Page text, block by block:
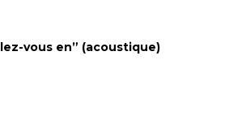
vous en” (acoustique)